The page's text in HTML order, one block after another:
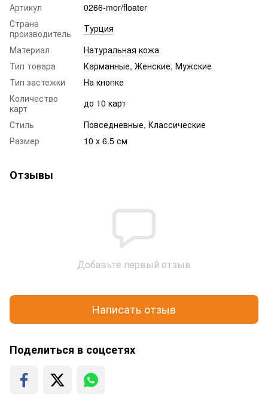
Артикул
0266-mor/floater
Страна
производитель
Турция
Материал
Натуральная кожа
Тип товара
Карманные, Женские, Мужские
Тип застежки
На кнопке
Количество
карт
до 10 карт
Стиль
Повседневные, Классические
Размер
10 x 6.5 см
Отзывы
Добавьте первый отзыв
Написать отзыв
Поделиться в соцсетях